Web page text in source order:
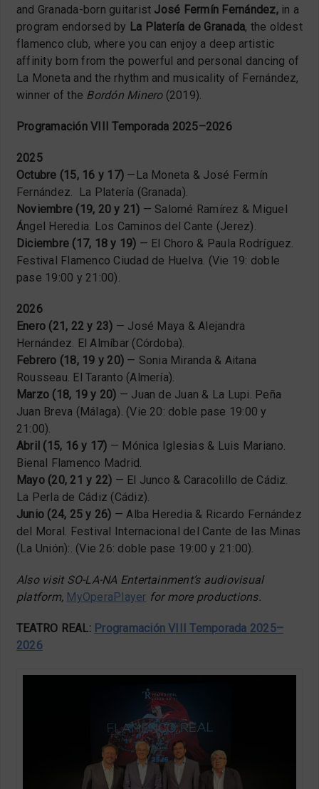
and Granada-born guitarist José Fermín Fernández,in a
program endorsed by La Platería de Granada, the oldest
flamenco club, where you can enjoy a deep artistic
affinity born from the powerful and personal dancing of
La Moneta and the rhythm and musicality of Fernández,
winner of the Bordón Minero(2019).
Programación VIII Temporada 2025–2026
2025
Octubre (15, 16 y 17) —La Moneta & José Fermín
Fernández. La Platería (Granada).
Noviembre (19, 20 y 21) — Salomé Ramírez & Miguel
Ángel Heredia. Los Caminos del Cante (Jerez).
Diciembre (17, 18 y 19) — El Choro & Paula Rodríguez.
Festival Flamenco Ciudad de Huelva. (Vie 19: doble
pase 19:00 y 21:00).
2026
Enero (21, 22 y 23) — José Maya & Alejandra
Hernández. El Almíbar (Córdoba).
Febrero (18, 19 y 20) — Sonia Miranda & Aitana
Rousseau. El Taranto (Almería).
Marzo (18, 19 y 20) — Juan de Juan & La Lupi. Peña
Juan Breva (Málaga). (Vie 20: doble pase 19:00 y
21:00).
Abril (15, 16 y 17) — Mónica Iglesias & Luis Mariano.
Bienal Flamenco Madrid.
Mayo (20, 21 y 22) — El Junco & Caracolillo de Cádiz.
La Perla de Cádiz (Cádiz).
Junio (24, 25 y 26) — Alba Heredia & Ricardo Fernández
del Moral. Festival Internacional del Cante de las Minas
(La Unión):. (Vie 26: doble pase 19:00 y 21:00).
Also visit SO-LA-NA Entertainment’s audiovisual
platform, MyOperaPlayer for more productions.
TEATRO REAL: Programación VIII Temporada 2025–
2026